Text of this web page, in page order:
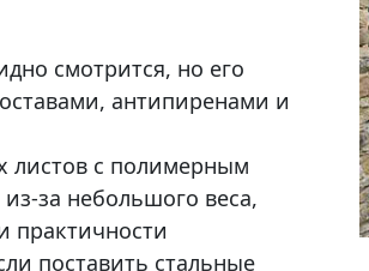
смотрится, но его
антипиренами и
листов с полимерным
за небольшого веса,
практичности
поставить стальные